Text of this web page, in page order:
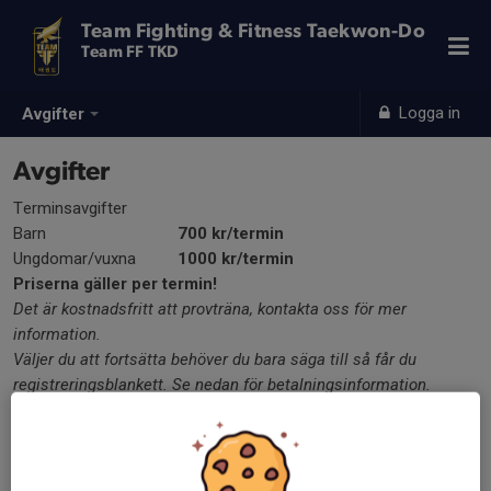
Avgifter Logga in
Team Fighting & Fitness Taekwon-Do
Team FF TKD
Avgifter
Terminsavgifter
Barn
700 kr/termin
Ungdomar/vuxna
1000 kr/termin
Priserna gäller per termin!
Det är kostnadsfritt att provträna, kontakta oss för mer
information.
Väljer du att fortsätta behöver du bara säga till så får du
registreringsblankett. Se nedan för betalningsinformation.
gradering, dessa betalas separat.